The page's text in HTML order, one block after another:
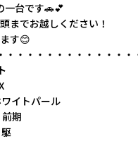
一台です🚗💕
までお越しください！
す😊
・・・・・・・・・・・・
イトパール
期